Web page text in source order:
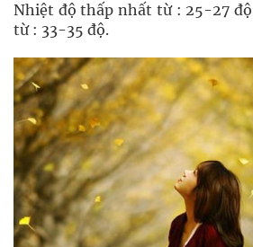
Nhiệt độ thấp nhất từ : 25-27
từ : 33-35 độ.